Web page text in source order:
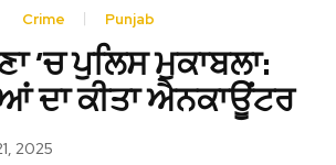
Crime Punjab
‘ਚ ਪੁਲਿਸ ਮੁਕਾਬਲਾ:
ਦਾ ਕੀਤਾ ਐਨਕਾਊਂਟਰ
2025